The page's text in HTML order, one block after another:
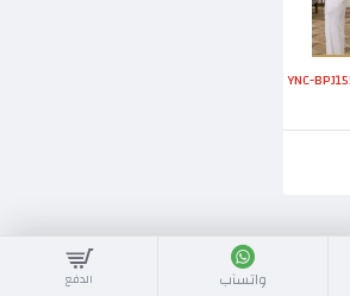
واتسآب الدفع